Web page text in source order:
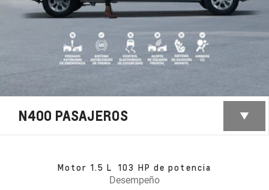
N400 PASAJEROS
Motor 1.5 L 103 HP de potencia
Desempeño